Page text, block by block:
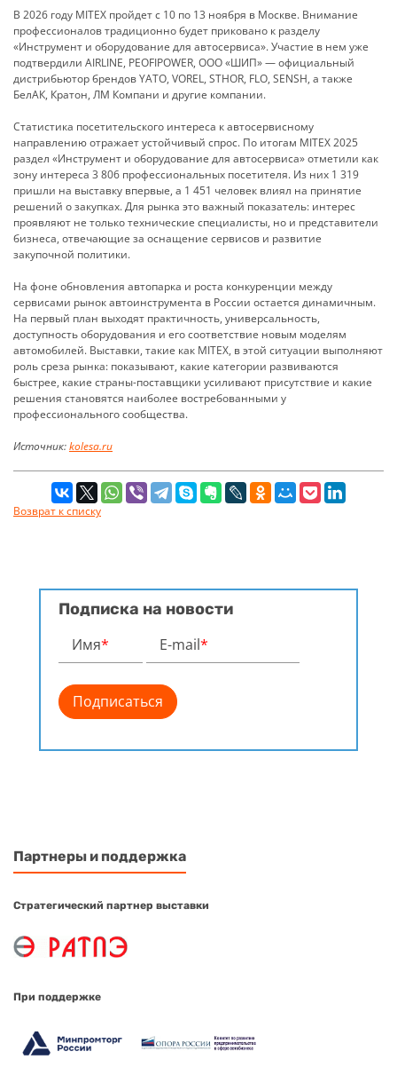
В 2026 году MITEX пройдет с 10 по 13 ноября в Москве. Внимание
профессионалов традиционно будет приковано к разделу
«Инструмент и оборудование для автосервиса». Участие в нем уже
подтвердили AIRLINE, PEOFIPOWER, ООО «ШИП» — официальный
дистрибьютор брендов YATO, VOREL, STHOR, FLO, SENSH, а также
БелАК, Кратон, ЛМ Компани и другие компании.
Статистика посетительского интереса к автосервисному
направлению отражает устойчивый спрос. По итогам MITEX 2025
раздел «Инструмент и оборудование для автосервиса» отметили как
зону интереса 3 806 профессиональных посетителя. Из них 1 319
пришли на выставку впервые, а 1 451 человек влиял на принятие
решений о закупках. Для рынка это важный показатель: интерес
проявляют не только технические специалисты, но и представители
бизнеса, отвечающие за оснащение сервисов и развитие
закупочной политики.
На фоне обновления автопарка и роста конкуренции между
сервисами рынок автоинструмента в России остается динамичным.
На первый план выходят практичность, универсальность,
доступность оборудования и его соответствие новым моделям
автомобилей. Выставки, такие как MITEX, в этой ситуации выполняют
роль среза рынка: показывают, какие категории развиваются
быстрее, какие страны-поставщики усиливают присутствие и какие
решения становятся наиболее востребованными у
профессионального сообщества.
Источник:kolesa.ru
Возврат к списку
Подписка на новости
Имя* E-mail*
Партнеры и поддержка
Стратегический партнер выставки
При поддержке